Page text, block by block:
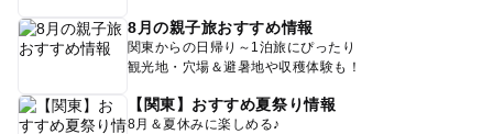
8月の親子旅おすすめ情報
関東からの日帰り～1泊旅にぴったり
観光地・穴場＆避暑地や収穫体験も！
【関東】おすすめ夏祭り情報
8月＆夏休みに楽しめる♪